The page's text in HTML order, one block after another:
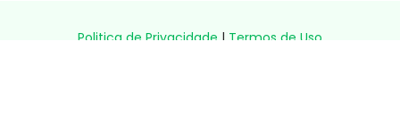
Politica de Privacidade | Termos de Uso